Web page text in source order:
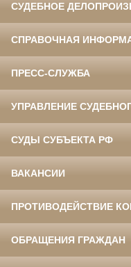
СУДЕБНОЕ
СПРАВОЧНАЯ
ПРЕСС-СЛУЖБА
УПРАВЛЕНИЕ
СУДЫ СУБЪЕКТА РФ
ВАКАНСИИ
ПРОТИВОДЕЙСТВИЕ
ОБРАЩЕНИЯ ГРАЖДАН